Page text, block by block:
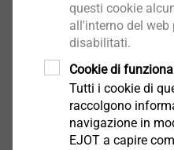
questi cookie
all'interno del web
disabilitati.
Cookie di
Tutti i cookie di
raccolgono
navigazione in
EJOT a capire